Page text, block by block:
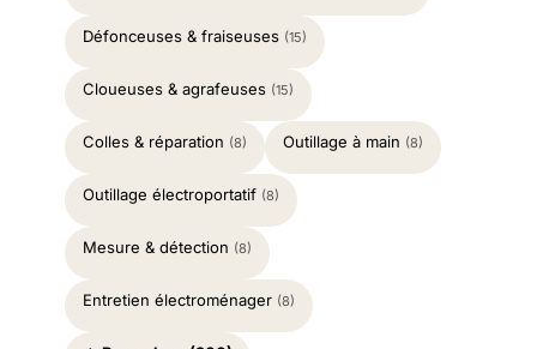
Défonceuses & fraiseuses (15)
Cloueuses & agrafeuses (15)
Colles & réparation (8) Outillage à main (8)
Outillage électroportatif (8)
Mesure & détection (8)
Entretien électroménager (8)